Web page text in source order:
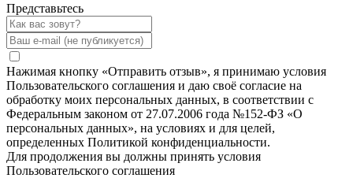
Представьтесь
Нажимая кнопку «Отправить отзыв», я принимаю условия
Пользовательского соглашения и даю своё согласие на
обработку моих персональных данных, в соответствии с
Федеральным законом от 27.07.2006 года №152-ФЗ «О
персональных данных», на условиях и для целей,
определенных Политикой конфиденциальности.
Для продолжения вы должны принять условия
Пользовательского соглашения